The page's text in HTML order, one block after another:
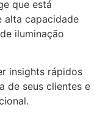
que está
alta capacidade
iluminação
insights rápidos
de seus clientes e